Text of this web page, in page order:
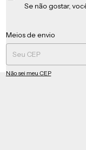
Se não gostar,
Entregas para o CEP:
Meios de envio
Não sei meu CEP